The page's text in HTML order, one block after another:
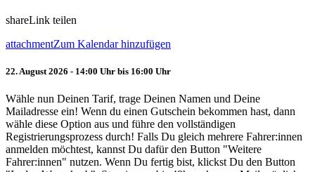
shareLink teilen
attachmentZum Kalendar hinzufügen
22. August 2026 - 14:00 Uhr bis 16:00 Uhr
Wähle nun Deinen Tarif, trage Deinen Namen und Deine
Mailadresse ein! Wenn du einen Gutschein bekommen hast, dann
wähle diese Option aus und führe den vollständigen
Registrierungsprozess durch! Falls Du gleich mehrere Fahrer:innen
anmelden möchtest, kannst Du dafür den Button "Weitere
Fahrer:innen" nutzen. Wenn Du fertig bist, klickst Du den Button